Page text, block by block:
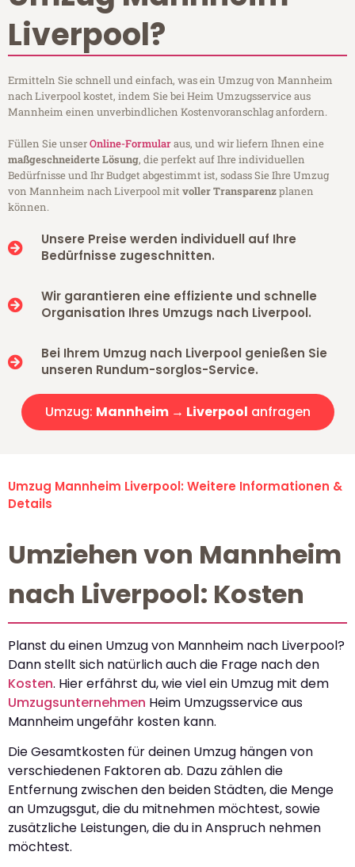
Liverpool?
Ermitteln Sie schnell und einfach, was ein Umzug von Mannheim
nach Liverpool kostet, indem Sie bei Heim Umzugsservice aus
Mannheim einen unverbindlichen Kostenvoranschlag anfordern.
Füllen Sie unserOnline-Formularaus, und wir liefern Ihnen eine
maßgeschneiderte Lösung, die perfekt auf Ihre individuellen
Bedürfnisse und Ihr Budget abgestimmt ist, sodass Sie Ihre Umzug
von Mannheim nach Liverpool mitvoller Transparenzplanen
können.
Unsere Preise werden individuell auf Ihre
Bedürfnisse zugeschnitten.
Wir garantieren eine effiziente und schnelle
Organisation Ihres Umzugs nach Liverpool.
Bei Ihrem Umzug nach Liverpool genießen Sie
unseren Rundum-sorglos-Service.
Umzug: Mannheim → Liverpool anfragen
Umzug Mannheim Liverpool: Weitere Informationen &
Details
Umziehen von Mannheim
nach Liverpool: Kosten
Planst du einen Umzug von Mannheim nach Liverpool?
Dann stellt sich natürlich auch die Frage nach den
Kosten. Hier erfährst du, wie viel ein Umzug mit dem
Umzugsunternehmen Heim Umzugsservice aus
Mannheim ungefähr kosten kann.
Die Gesamtkosten für deinen Umzug hängen von
verschiedenen Faktoren ab. Dazu zählen die
Entfernung zwischen den beiden Städten, die Menge
an Umzugsgut, die du mitnehmen möchtest, sowie
zusätzliche Leistungen, die du in Anspruch nehmen
möchtest.